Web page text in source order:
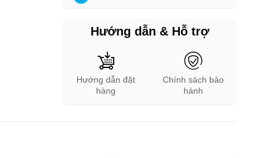
Hướng dẫn & Hỗ trợ
Hướng dẫn đặt
hàng
Chính sách bảo
hành